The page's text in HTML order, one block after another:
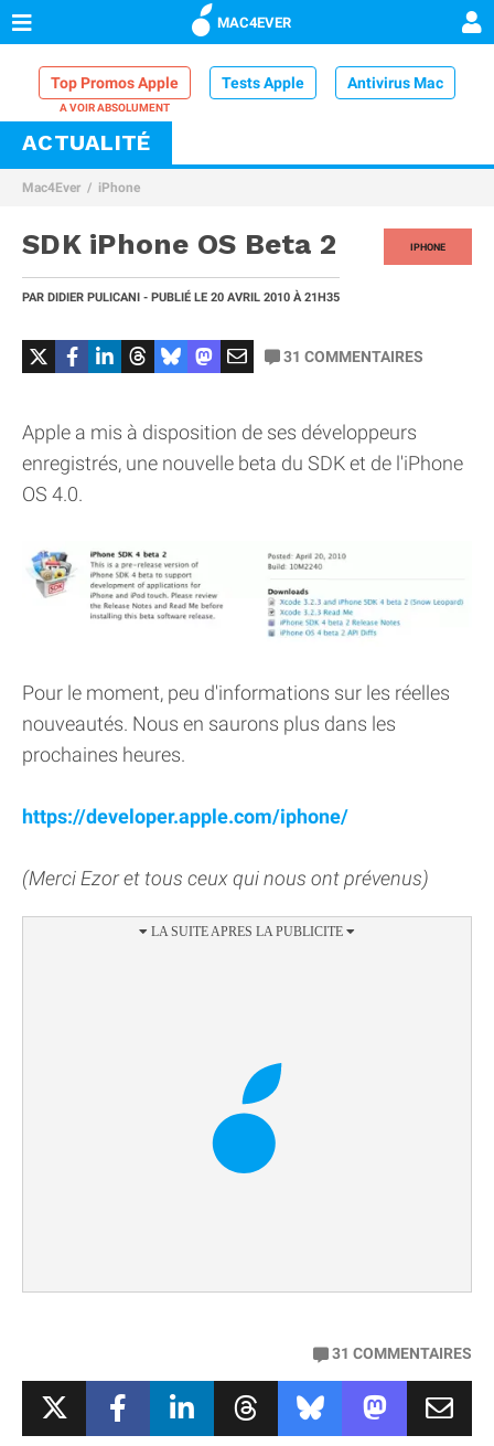
MAC4EVER
Top Promos Apple Tests Apple Antivirus Mac
VPN Mac
Comparatif iPhone
ACTUALITÉ
Mac4Ever iPhone
IPHONE
SDK iPhone OS Beta 2
PAR DIDIER PULICANI - PUBLIÉ LE 20 AVRIL 2010 À 21H35
31 COMMENTAIRES
Apple a mis à disposition de ses développeurs
enregistrés, une nouvelle beta du SDK et de l'iPhone
OS 4.0.
Pour le moment, peu d'informations sur les réelles
nouveautés. Nous en saurons plus dans les
prochaines heures.
https://developer.apple.com/iphone/
(Merci Ezor et tous ceux qui nous ont prévenus)
31 COMMENTAIRES